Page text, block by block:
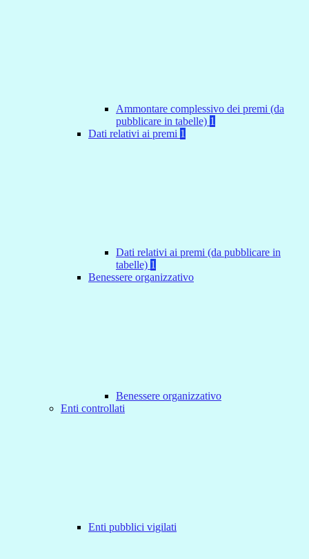
Ammontare complessivo dei premi (da
pubblicare in tabelle) 1
Dati relativi ai premi 1
Dati relativi ai premi (da pubblicare in
tabelle) 1
Benessere organizzativo
Benessere organizzativo
Enti controllati
Enti pubblici vigilati